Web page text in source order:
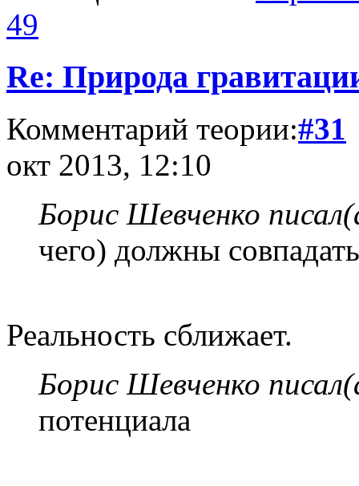
49
Re: Природа
Комментарий теории:#31
окт 2013, 12:10
Борис Шевченко
чего) должны
Реальность сближает.
Борис Шевченко
потенциала